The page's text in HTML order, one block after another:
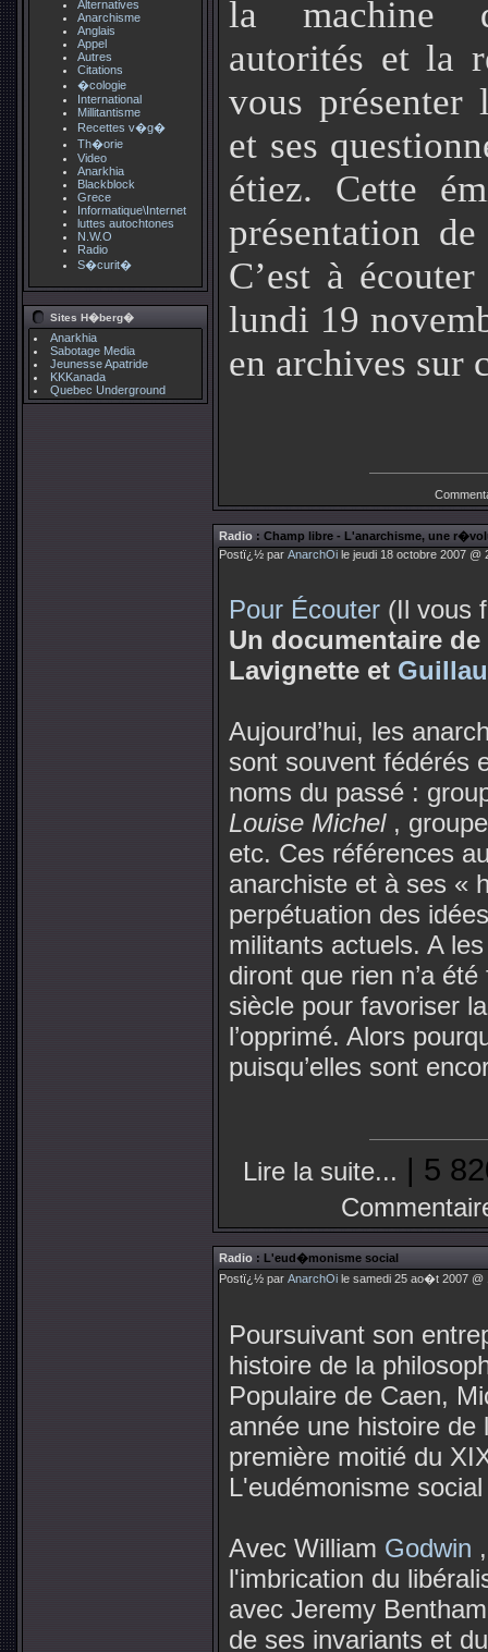
Alternatives
Anarchisme
Anglais
Appel
Autres
Citations
�cologie
International
Millitantisme
Recettes v�g�
Th�orie
Video
Anarkhia
Blackblock
Grece
Informatique\Internet
luttes autochtones
N.W.O
Radio
S�curit�
Sites H�berg�
Anarkhia
Sabotage Media
Jeunesse Apatride
KKKanada
Quebec Underground
la machine
autorités et la
vous présenter
et ses
étiez. Cette
présentation
C’est à
lundi 19
en archives sur
Radio : Champ libre - L'anarchisme, une
Postï¿½ par AnarchOi le jeudi 18 octobre 2007 @
Pour Écouter (Il vous
Un documentaire
Lavignette et
Aujourd’hui, les
sont souvent fédérés
noms du passé :
Louise Michel ,
etc. Ces références
anarchiste et à ses «
perpétuation des
militants actuels. A
diront que rien n’a
siècle pour favoriser
l’opprimé. Alors
puisqu’elles sont
Lire la suite... | 5
Radio : L'eud�monisme social
Postï¿½ par AnarchOi le samedi 25 ao�t 2007 @
Poursuivant son
histoire de la
Populaire de Caen,
année une histoire de
première moitié du
L'eudémonisme
Avec William Godwin
l'imbrication du
avec Jeremy
de ses invariants et